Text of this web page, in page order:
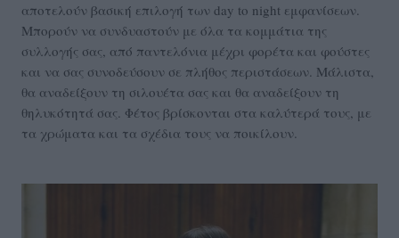
αποτελούν βασική επιλογή των day to night εμφανίσεων.
Μπορούν να συνδυαστούν με όλα τα κομμάτια της
συλλογής σας, από παντελόνια μέχρι φορέτα και φούστες
και να σας συνοδεύσουν σε πλήθος περιστάσεων. Μάλιστα,
θα αναδείξουν τη σιλουέτα σας και θα αναδείξουν τη
θηλυκότητά σας. Φέτος βρίσκονται στα καλύτερά τους, με
τα χρώματα και τα σχέδια τους να ποικίλουν.